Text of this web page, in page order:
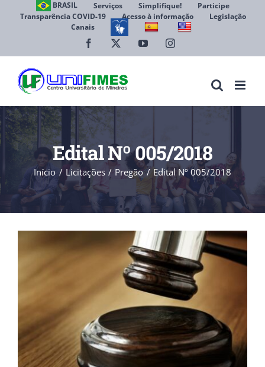
BRASIL Serviços Simplifique!
Participe
Transparência COVID-19
Acesso à informação
Legislação
Canais
Facebook YouTubeInstagram
Edital Nº 005/2018
Início Licitações Pregão Edital Nº 005/2018
Larger
Image